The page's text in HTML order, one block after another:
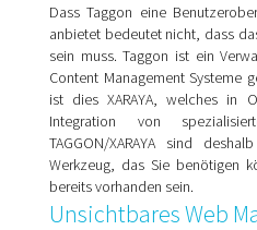
Dass Taggon eine
anbietet bedeutet nicht, dass
sein muss. Taggon ist ein
Content Management Systeme
ist dies XARAYA, welches in
Integration von
TAGGON/XARAYA sind
Werkzeug, das Sie benötigen
bereits vorhanden sein.
Unsichtbares Web